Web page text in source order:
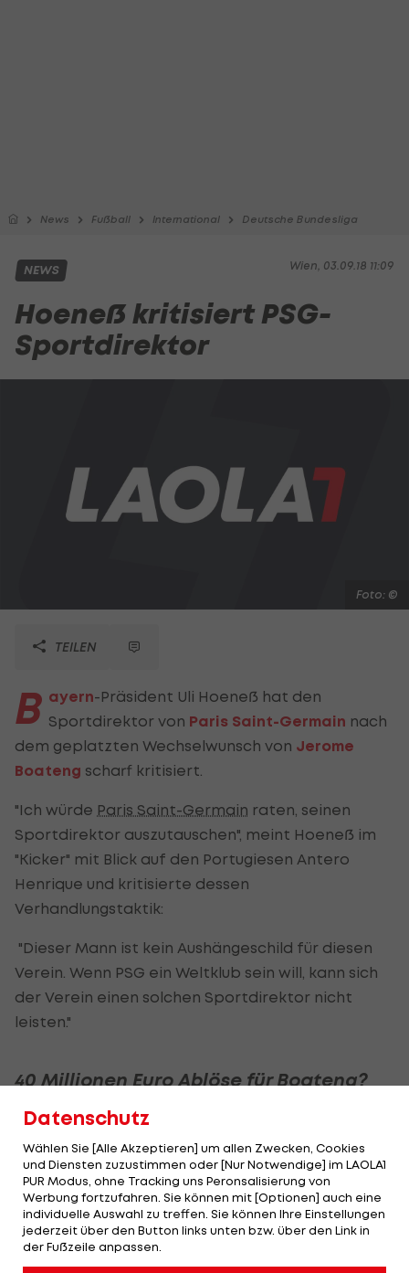
News Fußball International Deutsche Bundesliga
Wien, 03.09.18 11:09
NEWS
Hoeneß kritisiert PSG-
Sportdirektor
Foto: ©
TEILEN
B ayern-Präsident Uli Hoeneß hat den
Sportdirektor von Paris Saint-Germain nach
dem geplatzten Wechselwunsch von Jerome
Boateng scharf kritisiert.
"Ich würde Paris Saint-Germain raten, seinen
Sportdirektor auszutauschen", meint Hoeneß im
"Kicker" mit Blick auf den Portugiesen Antero
Henrique und kritisierte dessen
Verhandlungstaktik:
"Dieser Mann ist kein Aushängeschild für diesen
Verein. Wenn PSG ein Weltklub sein will, kann sich
der Verein einen solchen Sportdirektor nicht
leisten."
40 Millionen Euro Ablöse für Boateng?
Angeblich bot PSG zuletzt 40 Millionen Euro
Ablöse für Boateng, der beim deutschen
Rekordmeister noch einen Vertrag bis zum
Sommer 2021 besitzt. Den Münchnern war das
Angebot für ihren 30-jährigen Innenverteidiger zu
niedrig.
Datenschutz
Wählen Sie [Alle Akzeptieren] um allen Zwecken, Cookies
und Diensten zuzustimmen oder [Nur Notwendige] im LAOLA1
PUR Modus, ohne Tracking uns Peronsalisierung von
Werbung fortzufahren. Sie können mit [Optionen] auch eine
individuelle Auswahl zu treffen. Sie können Ihre Einstellungen
jederzeit über den Button links unten bzw. über den Link in
der Fußzeile anpassen.